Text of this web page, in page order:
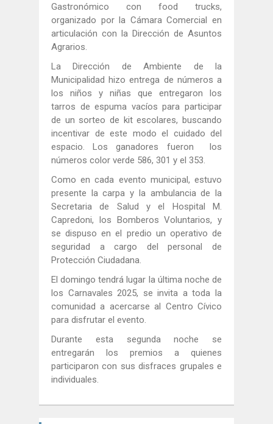
Gastronómico con food trucks,
organizado por la Cámara Comercial en
articulación con la Dirección de Asuntos
Agrarios.
La Dirección de Ambiente de la
Municipalidad hizo entrega de números a
los niños y niñas que entregaron los
tarros de espuma vacíos para participar
de un sorteo de kit escolares, buscando
incentivar de este modo el cuidado del
espacio. Los ganadores fueron los
números color verde 586, 301 y el 353.
Como en cada evento municipal, estuvo
presente la carpa y la ambulancia de la
Secretaria de Salud y el Hospital M.
Capredoni, los Bomberos Voluntarios, y
se dispuso en el predio un operativo de
seguridad a cargo del personal de
Protección Ciudadana.
El domingo tendrá lugar la última noche de
los Carnavales 2025, se invita a toda la
comunidad a acercarse al Centro Cívico
para disfrutar el evento.
Durante esta segunda noche se
entregarán los premios a quienes
participaron con sus disfraces grupales e
individuales.